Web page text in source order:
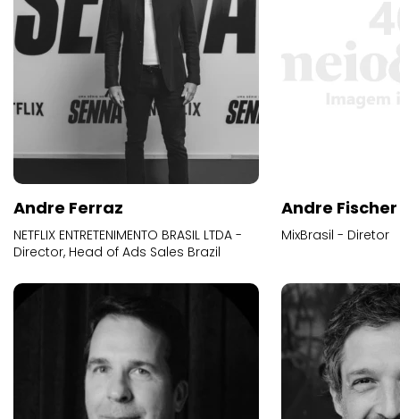
Andre Ferraz
NETFLIX ENTRETENIMENTO BRASIL LTDA -
Director, Head of Ads Sales Brazil
Andre Fischer
MixBrasil - Diretor